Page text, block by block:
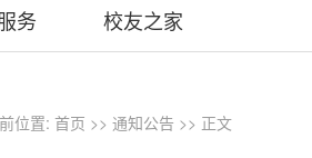
务 校友之家
位置: 首页 >> 通知公告 >> 正文